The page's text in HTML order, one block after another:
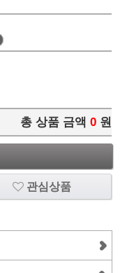
총 상품 금액 0 원
관심상품